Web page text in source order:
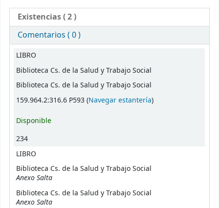
Existencias( 2 )
Comentarios ( 0 )
Existencias
LIBRO
Biblioteca Cs. de la Salud y Trabajo Social
Biblioteca Cs. de la Salud y Trabajo Social
159.964.2:316.6 P593 (Navegar estantería(Abre debajo)
)
Disponible
234
LIBRO
Biblioteca Cs. de la Salud y Trabajo Social
Anexo Salta
Biblioteca Cs. de la Salud y Trabajo Social
Anexo Salta